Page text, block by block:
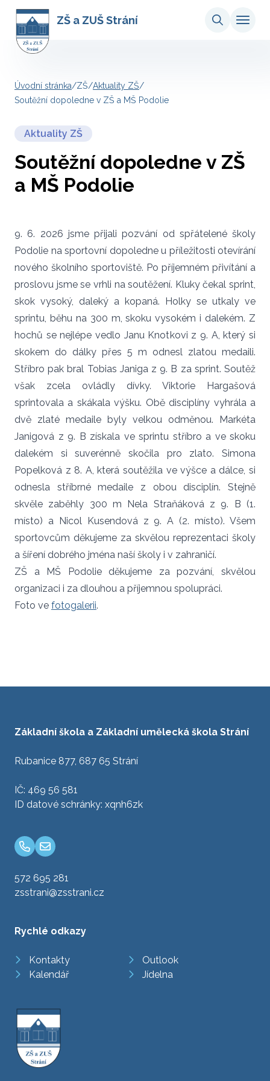
ZŠ a ZUŠ Strání
Úvodní stránka/ZŠ/Aktuality ZŠ/
Soutěžní dopoledne v ZŠ a MŠ Podolie
Aktuality ZŠ
Soutěžní dopoledne v ZŠ
a MŠ Podolie
9. 6. 2026 jsme přijali pozvání od spřátelené školy
Podolie na sportovní dopoledne u příležitosti otevírání
nového školního sportoviště. Po příjemném přivítání a
proslovu jsme se vrhli na soutěžení. Kluky čekal sprint,
skok vysoký, daleký a kopaná. Holky se utkaly ve
sprintu, běhu na 300 m, skoku vysokém i dalekém. Z
hochů se nejlépe vedlo Janu Knotkovi z 9. A, který si
skokem do dálky přes 5 m odnesl zlatou medaili.
Stříbro pak bral Tobias Janiga z 9. B za sprint. Soutěž
však zcela ovládly dívky. Viktorie Hargašová
sprintovala a skákala výšku. Obě disciplíny vyhrála a
dvě zlaté medaile byly velkou odměnou. Markéta
Janigová z 9. B získala ve sprintu stříbro a ve skoku
dalekém si suverénně skočila pro zlato. Simona
Popelková z 8. A, která soutěžila ve výšce a dálce, si
odnesla stříbrné medaile z obou disciplín. Stejně
skvěle zaběhly 300 m Nela Straňáková z 9. B (1.
místo) a Nicol Kusendová z 9. A (2. místo). Všem
sportovcům děkujeme za skvělou reprezentaci školy
a šíření dobrého jména naší školy i v zahraničí.
ZŠ a MŠ Podolie děkujeme za pozvání, skvělou
organizaci i za dlouhou a příjemnou spolupráci.
Foto ve fotogalerii.
Základní škola a Základní umělecká škola Strání
Rubanice 877, 687 65 Strání
IČ: 469 56 581
ID datové schránky: xqnh6zk
572 695 281
zsstrani@zsstrani.cz
Rychlé odkazy
Kontakty
Outlook
Kalendář
Jídelna